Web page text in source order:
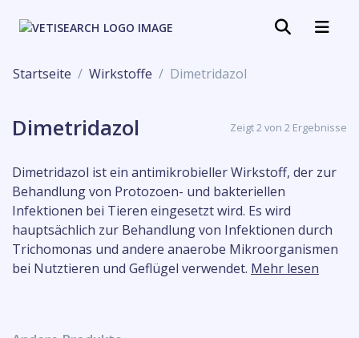
Startseite Wirkstoffe Dimetridazol
Dimetridazol Zeigt 2 von 2 Ergebnisse
Dimetridazol ist ein antimikrobieller Wirkstoff, der zur
Behandlung von Protozoen- und bakteriellen
Infektionen bei Tieren eingesetzt wird. Es wird
hauptsächlich zur Behandlung von Infektionen durch
Trichomonas und andere anaerobe Mikroorganismen
bei Nutztieren und Geflügel verwendet. Mehr lesen